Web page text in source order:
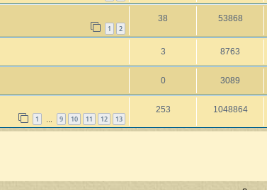
1 2
38 53868
3 8763
0 3089
1 9 10 11 12 13
253 1048864